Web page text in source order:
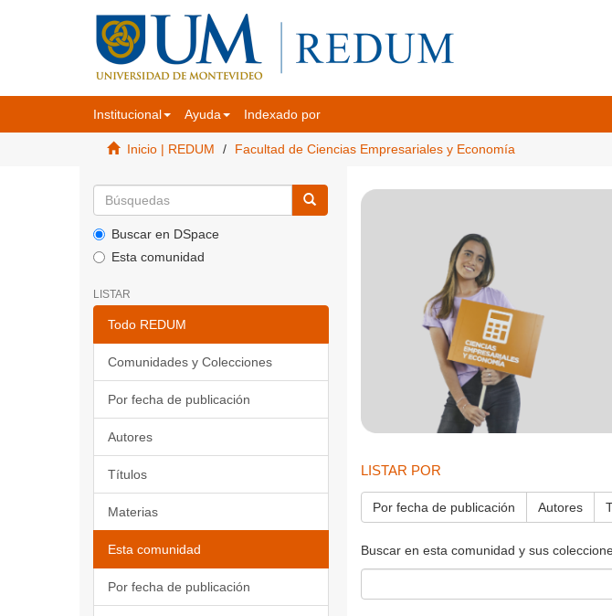
Institucional Ayuda Indexado por
Inicio | REDUM Facultad de Ciencias Empresariales y Economía
Buscar en DSpace
Esta comunidad
LISTAR
Todo REDUM
Comunidades y Colecciones
Por fecha de publicación
Autores
Títulos
Materias
Esta comunidad
Por fecha de publicación
LISTAR POR
Por fecha de publicación Autores
Buscar en esta comunidad y sus